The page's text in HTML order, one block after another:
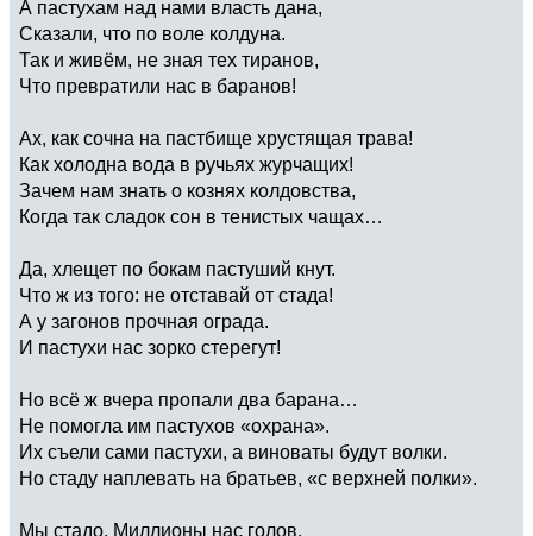
А пастухам над нами власть дана,
Сказали, что по воле колдуна.
Так и живём, не зная тех тиранов,
Что превратили нас в баранов!
Ах, как сочна на пастбище хрустящая трава!
Как холодна вода в ручьях журчащих!
Зачем нам знать о кознях колдовства,
Когда так сладок сон в тенистых чащах…
Да, хлещет по бокам пастуший кнут.
Что ж из того: не отставай от стада!
А у загонов прочная ограда.
И пастухи нас зорко стерегут!
Но всё ж вчера пропали два барана…
Не помогла им пастухов «охрана».
Их съели сами пастухи, а виноваты будут волки.
Но стаду наплевать на братьев, «с верхней полки».
Мы стадо. Миллионы нас голов.